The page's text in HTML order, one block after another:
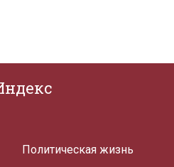
Политическая жизнь